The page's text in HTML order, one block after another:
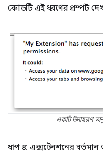
কোডটি এই ধরণের প্রম্পট
একটি উদাহরণ
ধাপ ৪: এক্সটেনশনের